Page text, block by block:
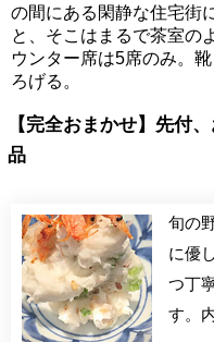
の間にある閑静な住宅街
と、そこはまるで茶室の
ウンター席は5席のみ。
ろげる。
【完全おまかせ】先付
品
旬の
に優
つ丁
す。